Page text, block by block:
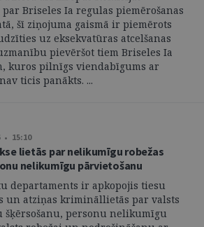
Briseles Ia regulas piemērošanas
šī ziņojuma gaismā ir piemērots
uz eksekvatūras atcelšanas
pievēršot tiem Briseles Ia
kuros pilnīgs viendabīgums ar
ticis panākts. ...
• 15:10
lietās par nelikumīgu robežas
nelikumīgu pārvietošanu
departaments ir apkopojis tiesu
un atziņas krimināllietās par valsts
šķērsošanu, personu nelikumīgu